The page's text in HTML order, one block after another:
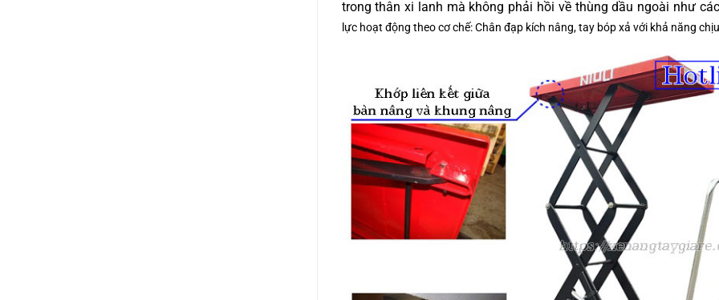
trong thân xi lanh mà không phải hồi về thùng dầu ngoài như
lực hoạt động theo cơ chế: Chân đạp kích nâng, tay bóp xả với khả năng